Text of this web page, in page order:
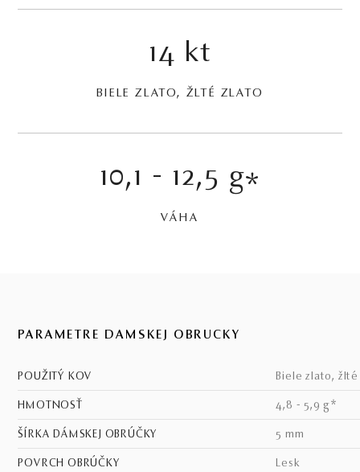
14 kt
BIELE ZLATO, ŽLTÉ ZLATO
10,1 - 12,5 g*
VÁHA
PARAMETRE DÁMSKEJ OBRÚČKY
POUŽITÝ KOV biele zlato,
HMOTNOSŤ 4,8 - 5,9 g*
ŠÍRKA DÁMSKEJ OBRÚČKY 5 mm
POVRCH OBRÚČKY lesk